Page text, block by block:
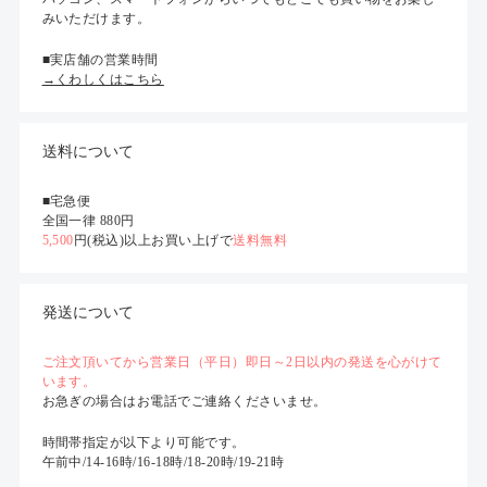
みいただけます。
■実店舗の営業時間
→くわしくはこちら
送料について
■宅急便
全国一律 880円
5,500 円(税込)以上お買い上げで送料無料
発送について
ご注文頂いてから営業日（平日）即日～2日以内の発送を心がけて
います。
お急ぎの場合はお電話でご連絡くださいませ。
時間帯指定が以下より可能です。
午前中/14-16時/16-18時/18-20時/19-21時